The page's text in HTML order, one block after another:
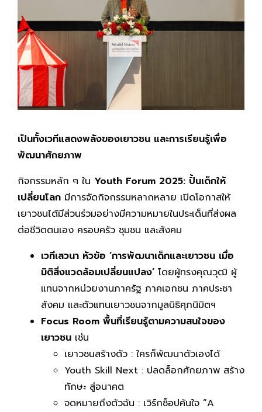
เป็นทั้งเวทีแสดงพลังของเยาวชน และการเรียนรู้เพื่อ
พัฒนาศักยภาพ
กิจกรรมหลัก ๆ ใน Youth Forum 2025: ปั้นเด็กให้
เปลี่ยนโลก มีการจัดกิจกรรมหลากหลาย เปิดโอกาสให้
เยาวชนได้มีส่วนร่วมอย่างมีความหมายในประเด็นที่ส่งผล
ต่อชีวิตตนเอง ครอบครัว ชุมชน และสังคม
เวทีเสวนา หัวข้อ ‘การพัฒนาเด็กและเยาวชน เมื่อ
มิติสิ่งแวดล้อมเปลี่ยนแปลง’ โดยผู้ทรงคุณวุฒิ ผู้
แทนจากหน่วยงานภาครัฐ ภาคเอกชน ภาคประชา
สังคม และตัวแทนเยาวชนจากมูลนิธิศุภนิมิตฯ
Focus Room พื้นที่เรียนรู้ตามความสนใจของ
เยาวชน เช่น
เยาวชนสร้างตัว : ใครก็พัฒนาตัวเองได้
Youth Skill Next : ปลดล็อกศักยภาพ สร้าง
ทักษะ สู่อนาคต
จดหมายถึงตัวฉัน : เวิร์กช็อปค้นใจ “A